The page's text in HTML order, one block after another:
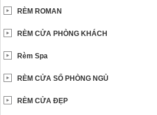
RÈM ROMAN
RÈM CỬA PHÒNG KHÁCH
Rèm Spa
RÈM CỬA SỔ PHÒNG NGỦ
RÈM CỬA ĐẸP